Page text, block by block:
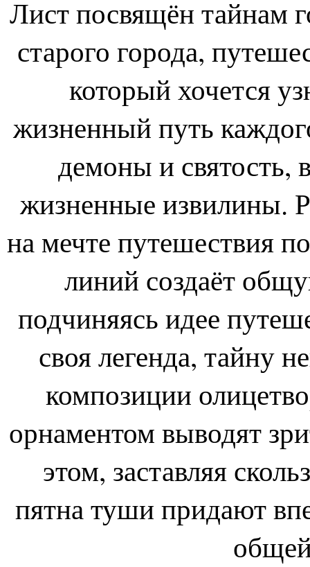
Лист посвящён тайнам
старого города,
который хочется
жизненный путь
демоны и святость,
жизненные извилины.
на мечте путешествия
линий создаёт
подчиняясь идее
своя легенда, тайну
композиции
орнаментом выводят
этом, заставляя
пятна туши придают